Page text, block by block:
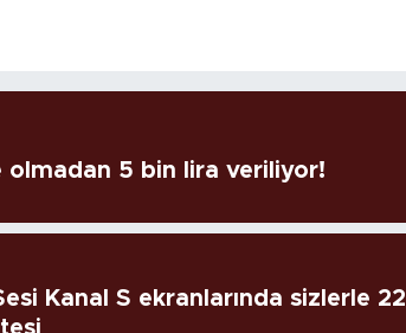
olmadan 5 bin lira veriliyor!
Kanal S ekranlarında sizlerle 22